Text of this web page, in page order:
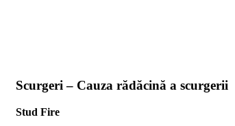
Scurgeri – Cauza rădăcină a scurgerii
Stud Fire